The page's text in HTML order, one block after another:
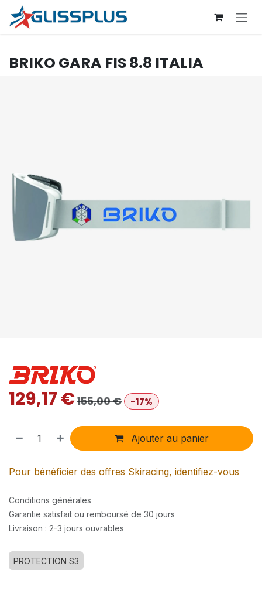
Se rendre au contenu
BRIKO GARA FIS 8.8 ITALIA
129,17€155,00€ -17%
Ajouter au panier
Pour bénéficier des offres Skiracing, identifiez-vous
Conditions générales
Garantie satisfait ou remboursé de 30 jours
Livraison : 2-3 jours ouvrables
PROTECTION S3